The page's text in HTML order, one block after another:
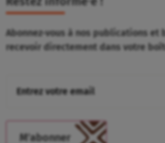
Abonnez-vous à nos publications et
recevoir directement dans votre